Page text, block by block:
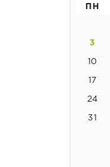
ПН
3
10
17
24
31